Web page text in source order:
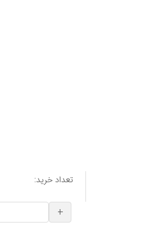
تعداد خرید:
+